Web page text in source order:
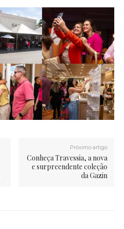
Próximo artigo
Conheça Travessia, a nova
e surpreendente coleção
da Gazin